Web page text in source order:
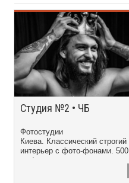
Студия №2 • ЧБ
Фотостудии
Киева. Классический строгий
интерьер с фото-фонами. 500
грн/час